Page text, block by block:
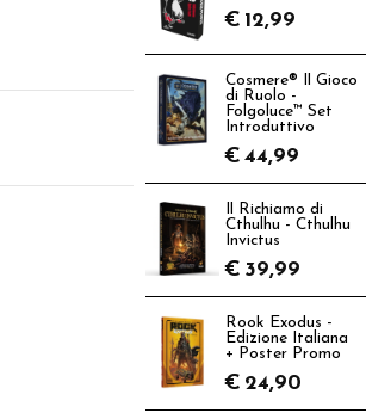
€ 12,99
Cosmere® Il Gioco
di Ruolo -
Folgoluce™ Set
Introduttivo
€ 44,99
Il Richiamo di
Cthulhu - Cthulhu
Invictus
€ 39,99
Rook Exodus -
Edizione Italiana
+ Poster Promo
€ 24,90